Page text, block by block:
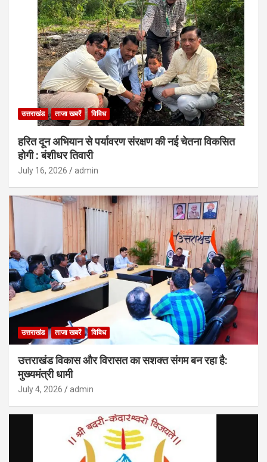
उत्तराखंड ताजा खबरें विविध
हरित दून अभियान से पर्यावरण संरक्षण की नई चेतना विकसित
होगी : बंशीधर तिवारी
July 16, 2026 admin
उत्तराखंड ताजा खबरें विविध
उत्तराखंड विकास और विरासत का सशक्त संगम बन रहा है:
मुख्यमंत्री धामी
July 4, 2026 admin